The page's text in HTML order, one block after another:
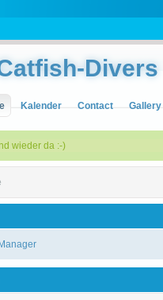
Divers
Kalender Contact Gallery
wieder da :-)